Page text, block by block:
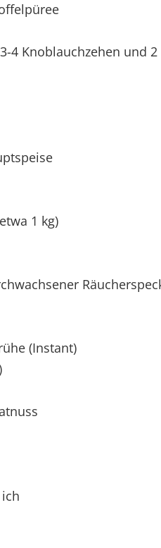
4 Knoblauchzehen und
1 kg)
(Instant)